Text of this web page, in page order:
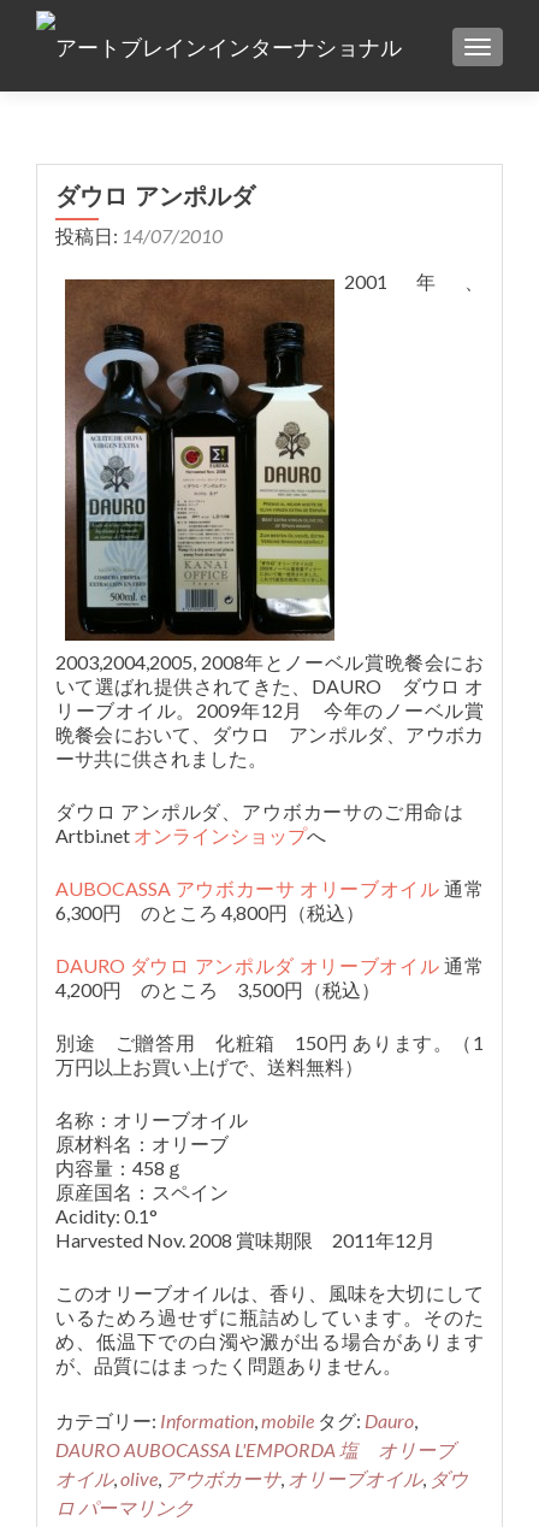
ダウロ アンポルダ
投稿日: 14/07/2010
2001年、
2003,2004,2005, 2008年とノーベル賞晩餐会にお
いて選ばれ提供されてきた、DAURO ダウロ オ
リーブオイル。2009年12月 今年のノーベル賞
晩餐会において、ダウロ アンポルダ、アウボカ
ーサ共に供されました。
ダウロ アンポルダ、アウボカーサのご用命は
Artbi.net オンラインショップへ
AUBOCASSA アウボカーサ オリーブオイル 通常
6,300円 のところ 4,800円（税込）
DAURO ダウロ アンポルダ オリーブオイル 通常
4,200円 のところ 3,500円（税込）
別途 ご贈答用 化粧箱 150円 あります。（1
万円以上お買い上げで、送料無料）
名称：オリーブオイル
原材料名：オリーブ
内容量：458ｇ
原産国名：スペイン
Acidity: 0.1°
Harvested Nov. 2008 賞味期限 2011年12月
このオリーブオイルは、香り、風味を大切にして
いるためろ過せずに瓶詰めしています。そのた
め、低温下での白濁や澱が出る場合があります
が、品質にはまったく問題ありません。
カテゴリー: Information,mobile タグ: Dauro,
DAURO AUBOCASSA L'EMPORDA 塩 オリーブ
オイル,olive, アウボカーサ, オリーブオイル, ダウ
ロ パーマリンク